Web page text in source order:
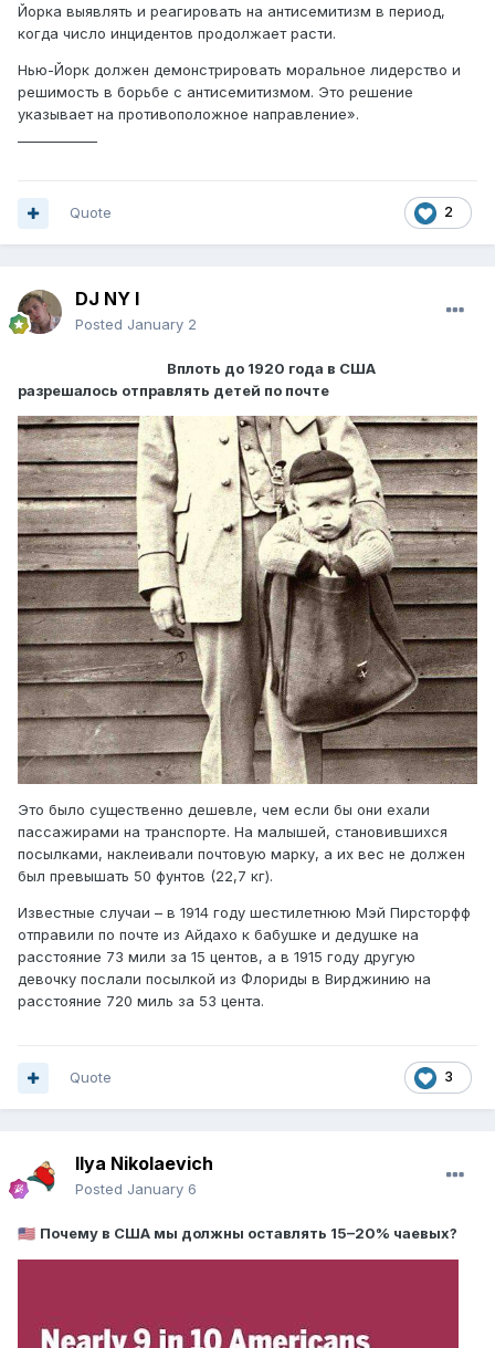
Йорка выявлять и реагировать на антисемитизм в период,
когда число инцидентов продолжает расти.
Нью-Йорк должен демонстрировать моральное лидерство и
решимость в борьбе с антисемитизмом. Это решение
указывает на противоположное направление».
2
Quote
DJ NY I
Posted January 2
Вплоть до 1920 года в США
разрешалось отправлять детей по почте
Это было существенно дешевле, чем если бы они ехали
пассажирами на транспорте. На малышей, становившихся
посылками, наклеивали почтовую марку, а их вес не должен
был превышать 50 фунтов (22,7 кг).
Известные случаи – в 1914 году шестилетнюю Мэй Пирсторфф
отправили по почте из Айдахо к бабушке и дедушке на
расстояние 73 мили за 15 центов, а в 1915 году другую
девочку послали посылкой из Флориды в Вирджинию на
расстояние 720 миль за 53 цента.
3
Quote
Ilya Nikolaevich
Posted January 6
🇺🇸 Почему в США мы должны оставлять 15–20% чаевых?